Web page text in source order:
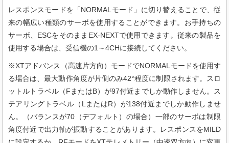
レスポンスモードを「NORMALモード」に切り替えることで、従
来の幅広い種類のサーボを使用することができます。お手持ちの
サーボ、ESCをそのままEX-NEXTで使用できます。従来の製品を
使用する場合は、受信機の1～4CHに接続してください。
※XTアドバンス（高速片方向）モードでNORMALモードを使用す
る場合は、最大動作角度が片側のみ42°程度に制限されます。スロ
ットルトラベル（FまたはB）が97付近までしか動作しません。ス
テアリングトラベル（LまたはR）が138付近までしか動作しませ
ん。（バランスが70（デフォルト）の場合）一部のサーボは制限
角度付近で出力軸が振動することがあります。レスポンスをMILD